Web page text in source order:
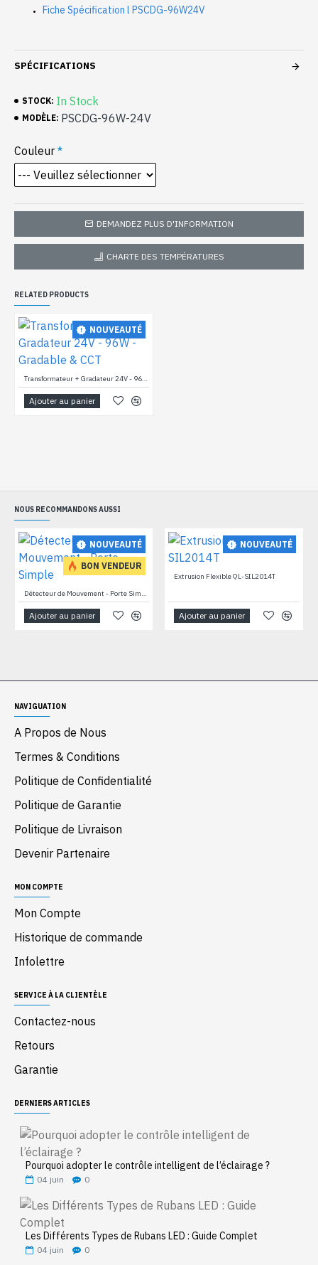
Fiche Spécification l PSCDG-96W24V
SPÉCIFICATIONS
STOCK: In Stock
MODÈLE: PSCDG-96W-24V
Couleur
DEMANDEZ PLUS D'INFORMATION
CHARTE DES TEMPÉRATURES
RELATED PRODUCTS
NOUVEAUTÉ
Transformateur + Gradateur 24V - 96W - Gradable & CCT
Ajouter au panier
NOUS RECOMMANDONS AUSSI
NOUVEAUTÉ
BON VENDEUR
Détecteur de Mouvement - Porte Simple
Ajouter au panier
NOUVEAUTÉ
Extrusion Flexible QL-SIL2014T
Ajouter au panier
NAVIGUATION
A Propos de Nous
Termes & Conditions
Politique de Confidentialité
Politique de Garantie
Politique de Livraison
Devenir Partenaire
MON COMPTE
Mon Compte
Historique de commande
Infolettre
SERVICE À LA CLIENTÈLE
Contactez-nous
Retours
Garantie
DERNIERS ARTICLES
Pourquoi adopter le contrôle intelligent de l’éclairage ?
04 juin 0
Les Différents Types de Rubans LED : Guide Complet
04 juin 0